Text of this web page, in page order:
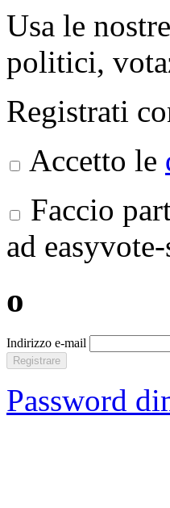
Usa le
politici,
Registrati
Accetto le
Faccio
ad
o
Indirizzo e-mail
Registrare
Password